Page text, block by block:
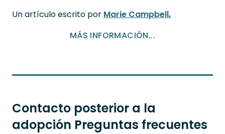
Un artículo escrito por Marie Campbell.
MÁS INFORMACIÓN...
Contacto posterior a la
adopción Preguntas frecuentes